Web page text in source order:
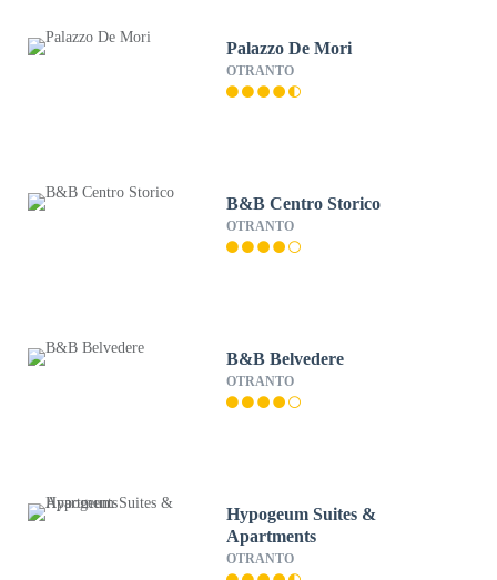
Palazzo De Mori
OTRANTO
B&B Centro Storico
OTRANTO
B&B Belvedere
OTRANTO
Hypogeum Suites &
Apartments
OTRANTO